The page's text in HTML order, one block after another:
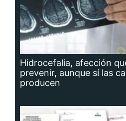
Hidrocefalia, afección
prevenir, aunque sí las
producen